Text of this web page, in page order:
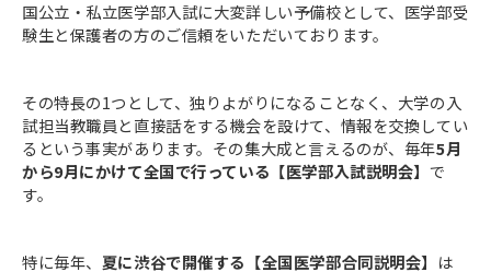
国公立・私立医学部入試に大変詳しい予備校として、医学部受
験生と保護者の方のご信頼をいただいております。
その特長の1つとして、独りよがりになることなく、大学の入
試担当教職員と直接話をする機会を設けて、情報を交換してい
るという事実があります。その集大成と言えるのが、毎年5月
から9月にかけて全国で行っている【医学部入試説明会】 で
す。
特に毎年、 夏に渋谷で開催する【全国医学部合同説明会】 は